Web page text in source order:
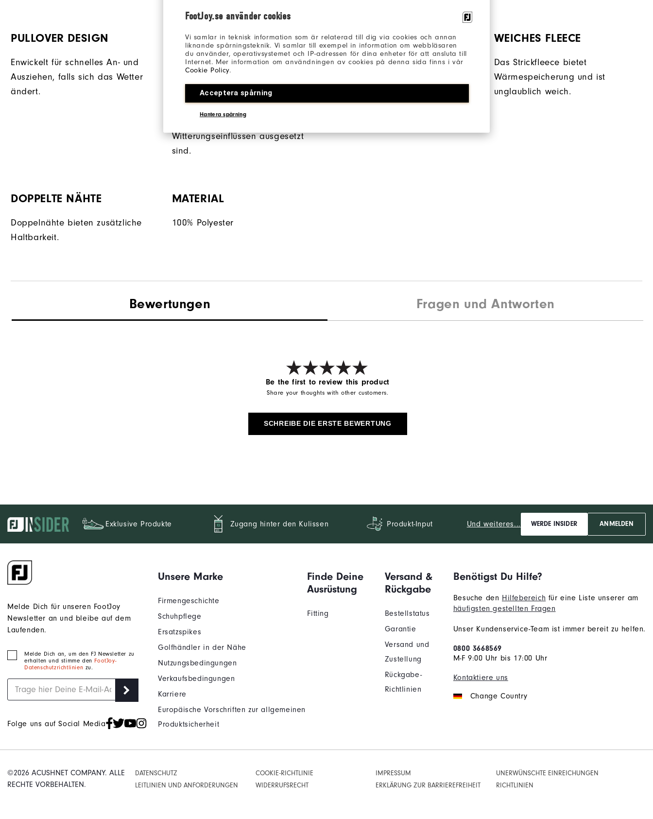
FootJoy.se använder cookies
Vi samlar in teknisk information som är relaterad till dig via cookies och annan
liknande spårningsteknik. Vi samlar till exempel in information om webbläsaren
du använder, operativsystemet och IP-adressen för dina enheter för att ansluta till
Internet. Mer information om användningen av cookies på denna sida finns i vår
Cookie Policy.
Acceptera spårning
Hantera spårning
PULLOVER DESIGN
Enwickelt für schnelles An- und
Ausziehen, falls sich das Wetter
ändert.
SCHÜTZENDE
BRUSTTASCHE
Eine Brusttasche mit
Reißverschluss ermöglicht Dir den
Zugriff auf Deine Golfutensilien,
Witterungseinflüssen ausgesetzt
sind.
SEITENTASCHEN
Tiefer sitzende Seitentaschen
WEICHES FLEECE
Das Strickfleece bietet
Wärmespeicherung und ist
unglaublich weich.
DOPPELTE NÄHTE
Doppelnähte bieten zusätzliche
Haltbarkeit.
MATERIAL
100% Polyester
Bewertungen Fragen und Antworten
Be the first to review this product
Share your thoughts with other customers.
SCHREIBE DIE ERSTE BEWERTUNG
Exklusive Produkte Zugang hinter den Kulissen Produkt-Input Und weiteres... WERDE INSIDER ANMELDEN
Melde Dich für unseren FootJoy
Newsletter an und bleibe auf dem
Laufenden.
Melde Dich an, um den FJ Newsletter zu
erhalten und stimme den FootJoy-
Datenschutzrichtlinien zu.
Folge uns auf Social Media
Unsere Marke
Firmengeschichte
Schuhpflege
Ersatzspikes
Golfhändler in der Nähe
Nutzungsbedingungen
Verkaufsbedingungen
Karriere
Europäische Vorschriften zur allgemeinen
Produktsicherheit
Finde Deine
Ausrüstung
Fitting
Versand &
Rückgabe
Bestellstatus
Garantie
Versand und
Zustellung
Rückgabe-
Richtlinien
Benötigst Du Hilfe?
Besuche den Hilfebereich für eine Liste unserer am
häufigsten gestellten Fragen
Unser Kundenservice-Team ist immer bereit zu helfen.
0800 3668569
M-F 9:00 Uhr bis 17:00 Uhr
Kontaktiere uns
Change Country
©2026 ACUSHNET COMPANY. ALLE
RECHTE VORBEHALTEN.
DATENSCHUTZ COOKIE-RICHTLINIE IMPRESSUM
UNERWÜNSCHTE EINREICHUNGEN
LEITLINIEN UND ANFORDERUNGEN
WIDERRUFSRECHT ERKLÄRUNG ZUR BARRIEREFREIHEIT RICHTLINIEN